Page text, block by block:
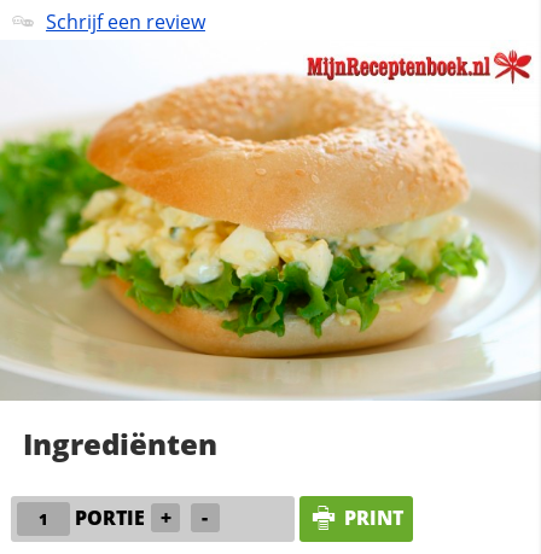
Schrijf een review
Ingrediënten
PORTIE + - PRINT